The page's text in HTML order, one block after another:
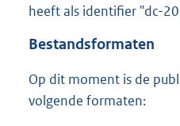
heeft als identifier "dc-
Bestandsformaten
Op dit moment is de
volgende formaten: